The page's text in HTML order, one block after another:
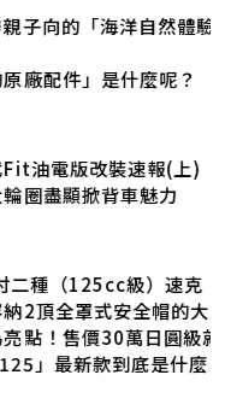
子向的「海洋自然體驗
廠配件」是什麼呢？
油電版改裝速報(上)
圈盡顯掀背車魅力
種（125cc級）速克
2頂全罩式安全帽的大
點！售價30萬日圓級就
」最新款到底是什麼